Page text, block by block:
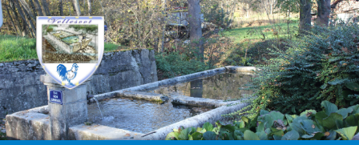
Panneau de gestion des cookies